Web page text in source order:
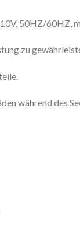
50HZ/60HZ,
zu
während des